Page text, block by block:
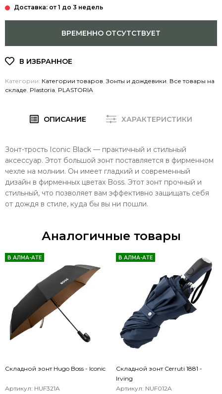
Доставка: от 1 до 3 недель
ВРЕМЕННО ОТСУТСТВУЕТ
Категории: Категории товаров ,Зонты и дождевики Все товары на
складе Plastoria PLASTORIA
ОПИСАНИЕ ХАРАКТЕРИСТИКИ
Зонт-трость Iconic Black — практичный и стильный
аксессуар. Этот большой зонт поставляется в фирменном
чехле на молнии. Он имеет гладкий и современный
дизайн в фирменных цветах Boss. Этот зонт прочный и
стильный, что позволяет вам эффективно защищать себя
от дождя в стиле, куда бы вы ни пошли.
Аналогичные товары
В АЛМА-АТЕ
Складной зонт Hugo Boss - Iconic
Артикул: HUF321A
В АЛМА-АТЕ
Складной зонт Cerruti 1881 -
Irving
Артикул: NUF012A